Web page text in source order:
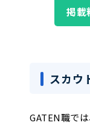
掲載
スカウ
GATEN職で